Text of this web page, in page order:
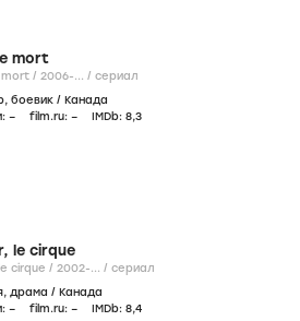
mort
homme mort / 2006-... / сериал
, боевик / Канада
– film.ru: – IMDb: 8,3
le cirque
Bunker, le cirque / 2002-... / сериал
, драма / Канада
– film.ru: – IMDb: 8,4